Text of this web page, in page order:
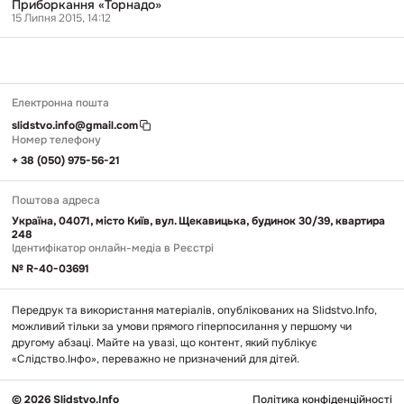
Приборкання «Торнадо»
15 Липня 2015, 14:12
Передрук та використання матеріалів, опублікованих на Slidstvo.Info,
можливий тільки за умови прямого гіперпосилання у першому чи
другому абзаці. Майте на увазі, що контент, який публікує
«Слідство.Інфо», переважно не призначений для дітей.
© 2026 Slidstvo.Info Політика конфіденційності
Електронна пошта
slidstvo.info@gmail.com
Номер телефону
+ 38 (050) 975-56-21
Поштова адреса
Україна, 04071, місто Київ, вул. Щекавицька, будинок 30/39, квартира
248
Ідентифікатор онлайн-медіа в Реєстрі
№ R-40-03691